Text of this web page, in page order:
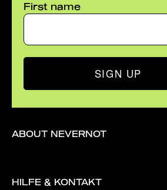
First name
SIGN UP
ABOUT NEVERNOT
HILFE & KONTAKT